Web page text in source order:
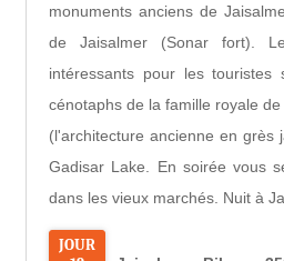
monuments anciens de
de Jaisalmer (Sonar fort).
intéressants pour les
cénotaphs de la famille royale
(l'architecture ancienne en grès
Gadisar Lake. En soirée vous
dans les vieux marchés. Nuit à
JOUR